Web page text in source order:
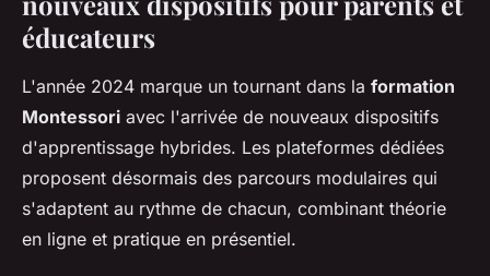
éducateurs
L'année 2024 marque un tournant dans la formation
Montessori avec l'arrivée de nouveaux dispositifs
d'apprentissage hybrides. Les plateformes dédiées
proposent désormais des parcours modulaires qui
s'adaptent au rythme de chacun, combinant théorie
en ligne et pratique en présentiel.